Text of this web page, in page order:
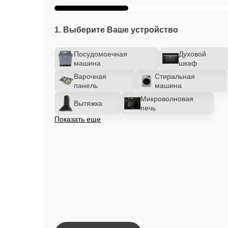
1. Выберите Ваше устройство
Посудомоечная
машина
Духовой
шкаф
Варочная
панель
Стиральная
машина
Вытяжка
Микроволновая
печь
Показать еще